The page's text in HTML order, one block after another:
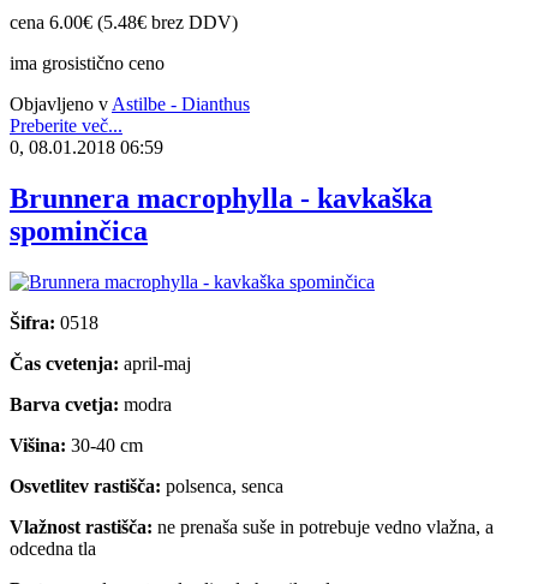
cena 6.00€ (5.48€ brez DDV)
ima grosistično ceno
Objavljeno v Astilbe - Dianthus
Preberite več...
0, 08.01.2018 06:59
Brunnera macrophylla - kavkaška
spominčica
Šifra: 0518
Čas cvetenja: april-maj
Barva cvetja: modra
Višina: 30-40 cm
Osvetlitev rastišča: polsenca, senca
Vlažnost rastišča: ne prenaša suše in potrebuje vedno vlažna, a
odcedna tla